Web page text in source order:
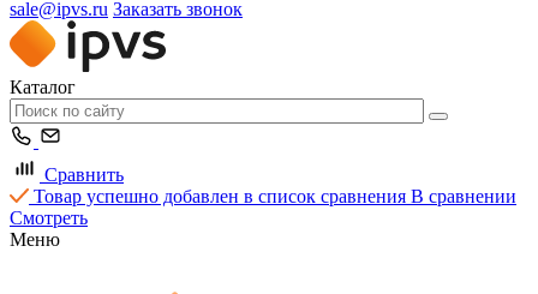
sale@ipvs.ru Заказать звонок
Каталог
Сравнить
Товар успешно добавлен в список сравнения В сравнении
Смотреть
Меню